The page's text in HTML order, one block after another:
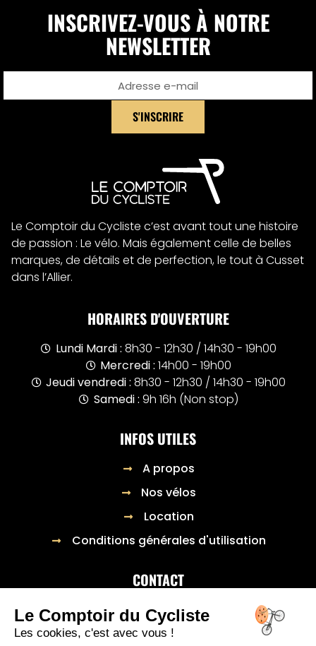
INSCRIVEZ-VOUS À NOTRE
NEWSLETTER
S'INSCRIRE
Le Comptoir du Cycliste c’est avant tout une histoire
de passion : Le vélo. Mais également celle de belles
marques, de détails et de perfection, le tout à Cusset
dans l’Allier.
HORAIRES D'OUVERTURE
Lundi Mardi : 8h30 - 12h30 / 14h30 - 19h00
Mercredi : 14h00 - 19h00
Jeudi vendredi : 8h30 - 12h30 / 14h30 - 19h00
Samedi : 9h 16h (Non stop)
INFOS UTILES
A propos
Nos vélos
Location
Conditions générales d'utilisation
CONTACT
23 Rue général Raynal,
03300 Cusset
Le Comptoir du Cycliste
Les cookies, c'est avec vous !